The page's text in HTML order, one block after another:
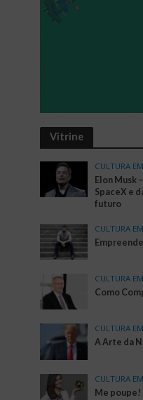
Vitrine
CULTURA
Elon Musk
SpaceX e
futuro
CULTURA
CULTURA
Como
CULTURA
A Arte da
CULTURA
Me poupe!